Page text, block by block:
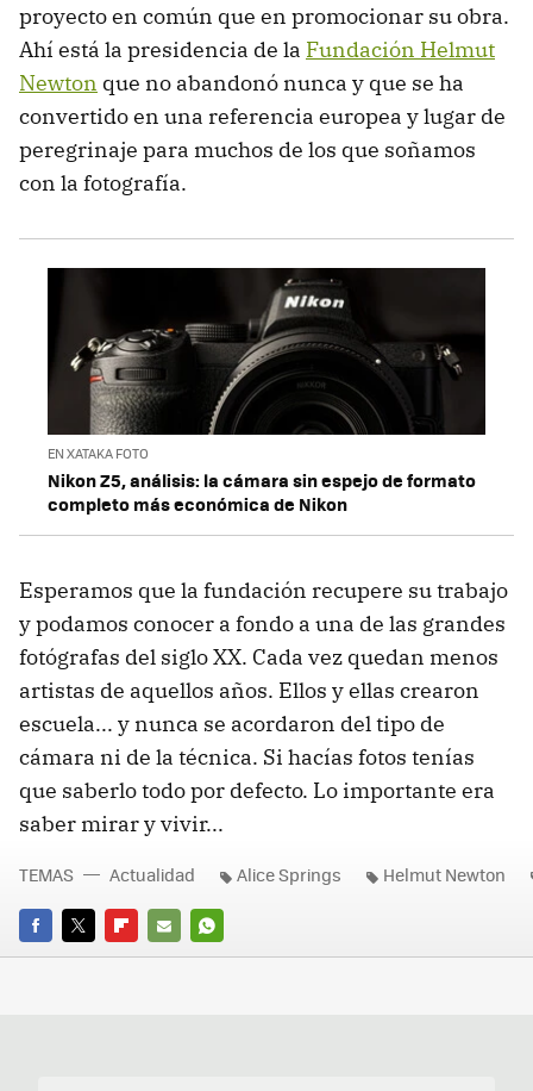
proyecto en común que en promocionar su obra.
Ahí está la presidencia de la Fundación Helmut
Newton que no abandonó nunca y que se ha
convertido en una referencia europea y lugar de
peregrinaje para muchos de los que soñamos
con la fotografía.
EN XATAKA FOTO
Nikon Z5, análisis: la cámara sin espejo de formato
completo más económica de Nikon
Esperamos que la fundación recupere su trabajo
y podamos conocer a fondo a una de las grandes
fotógrafas del siglo XX. Cada vez quedan menos
artistas de aquellos años. Ellos y ellas crearon
escuela... y nunca se acordaron del tipo de
cámara ni de la técnica. Si hacías fotos tenías
que saberlo todo por defecto. Lo importante era
saber mirar y vivir...
FACEBOOK
TWITTERFLIPBOARD
E-
WHATSAPP
TEMAS Actualidad Alice Springs Helmut Newton